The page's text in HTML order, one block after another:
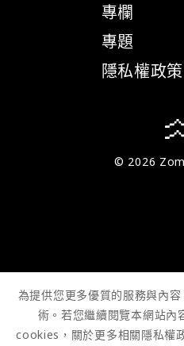
專欄
專題
隱私權政策
© 2026
為提供您更多優質的服務與內
術。若您繼續閱覽本網站內
cookies，關於更多相關隱私權